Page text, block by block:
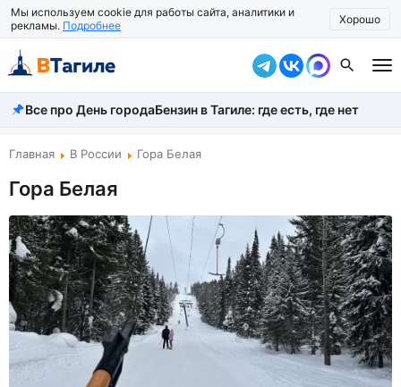
Мы используем cookie для работы сайта, аналитики и
рекламы. Подробнее Хорошо
Все новости
Происшествия
Город
Власть
Жизнь
Экономика
Общество
Рассказать новость
Все про День городаБензин в Тагиле: где есть, где нет
Главная В России Гора Белая
Гора Белая